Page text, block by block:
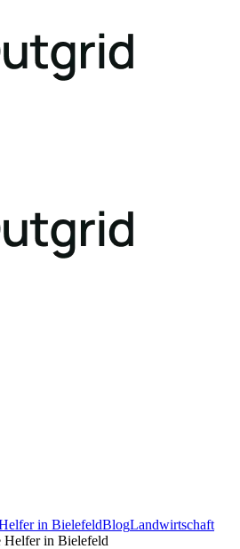
in BielefeldBlogLandwirtschaft
Helfer in Bielefeld